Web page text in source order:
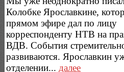
Колобке Ярославкине,
прямом эфире дал по лицу
корреспонденту НТВ на
ВДВ. События
развиваются. Ярославкин
отделении...далее